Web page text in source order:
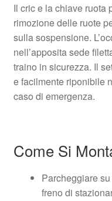
Il cric e la chiave ruota
rimozione delle ruote
sulla sospensione.
nell’apposita sede
traino in sicurezza. Il
e facilmente riponibile
caso di emergenza.
Come Si
Parcheggiare
freno di